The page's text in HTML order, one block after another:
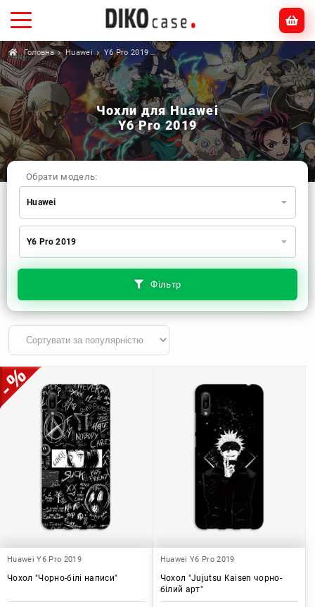
Головна Huawei Y6 Pro 2019
Чохли для Huawei
Y6 Pro 2019
Фільтр
Обрати модель:
Huawei
Xiaomi
Apple
Huawei
Realme
TECNO
ZTE
OnePlus
Motorola
Y6 Pro 2019
Huawei Y6 Pro 2019
Чохол "Чорно-білі написи"
Huawei Y6 Pro 2019
Чохол "Jujutsu Kaisen чорно-
білий арт"